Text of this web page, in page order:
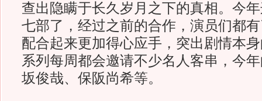
查出隐瞒于长久岁月之下的真相。今
七部了，经过之前的合作，演员们都
配合起来更加得心应手，突出剧情本
系列每周都会邀请不少名人客串，今
坂俊哉、保阪尚希等。